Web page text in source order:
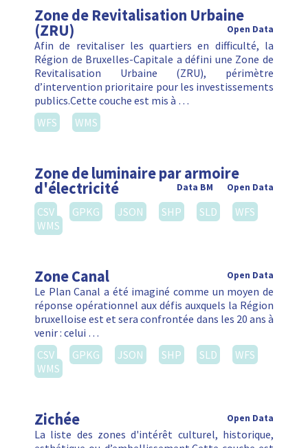
Zone de Revitalisation Urbaine
(ZRU) Open Data
Afin de revitaliser les quartiers en difficulté, la
Région de Bruxelles-Capitale a défini une Zone de
Revitalisation Urbaine (ZRU), périmètre
d’intervention prioritaire pour les investissements
publics.Cette couche est mis à …
WFS
WMS
Zone de luminaire par armoire
d'électricité Open Data
Data BM
CSV GPKG JSON SHP SLD
WFS
WMS
Zone Canal Open Data
Le Plan Canal a été imaginé comme un moyen de
réponse opérationnel aux défis auxquels la Région
bruxelloise est et sera confrontée dans les 20 ans à
venir : celui …
CSV
GPKG JSON SHP SLD
WFS
WMS
Zichée Open Data
La liste des zones d'intérêt culturel, historique,